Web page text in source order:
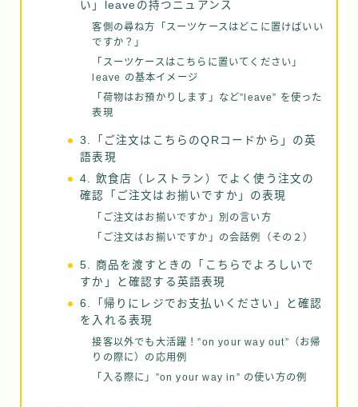
い」leaveの持つニュアンス
客側の尋ね方「スーツケースはどこに置けばいい
ですか？」
「スーツケースはこちらに置いてください」
leave の基本イメージ
「荷物はお預かりします」など”leave” を使った
表現
3.「ご注文はこちらのQRコードから」の英
語表現
4. 飲食店（レストラン）でよく使う注文の
確認「ご注文はお揃いですか」の表現
「ご注文はお揃いですか」別の言い方
「ご注文はお揃いですか」の会話例（その２）
5. 商品を渡すときの「こちらでよろしいで
すか」と確認する英語表現
6.「帰りにレジでお支払いください」と確認
を入れる表現
接客以外でも大活躍！”on your way out”（お帰
りの際に）の応用例
「入る際に」”on your way in” の使い方の例